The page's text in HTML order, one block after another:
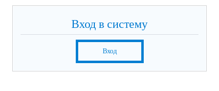
Вход в систему
Вход